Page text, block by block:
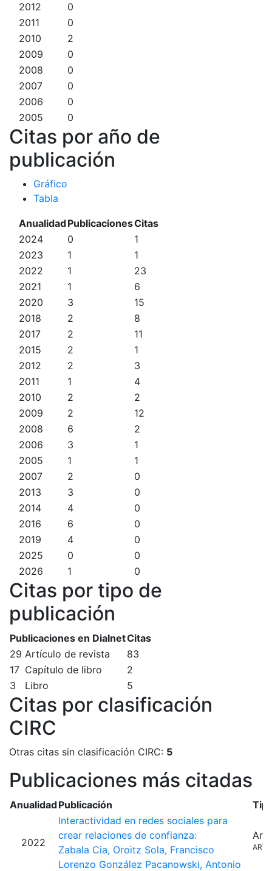
2012
0
2011
0
2010
2
2009
0
2008
0
2007
0
2006
0
2005
0
Citas por año de
publicación
Gráfico
Tabla
AnualidadPublicacionesCitas
2024
0
1
2023
1
1
2022
1
23
2021
1
6
2020
3
15
2018
2
8
2017
2
11
2015
2
1
2012
2
3
2011
1
4
2010
2
2
2009
2
12
2008
6
2
2006
3
1
2005
1
1
2007
2
0
2013
3
0
2014
4
0
2016
6
0
2019
4
0
2025
0
0
2026
1 0
Citas por tipo de
publicación
Publicaciones en DialnetCitas
29 Artículo de revista
83
17 Capítulo de libro
2
3
Libro 5
Citas por clasificación
CIRC
Otras citas sin clasificación CIRC: 5
Publicaciones más citadas
AnualidadPublicación
2022
Interactividad en redes sociales para
crear relaciones de confianza:
Zabala Cia, Oroitz Sola, Francisco
Lorenzo González Pacanowski, Antonio